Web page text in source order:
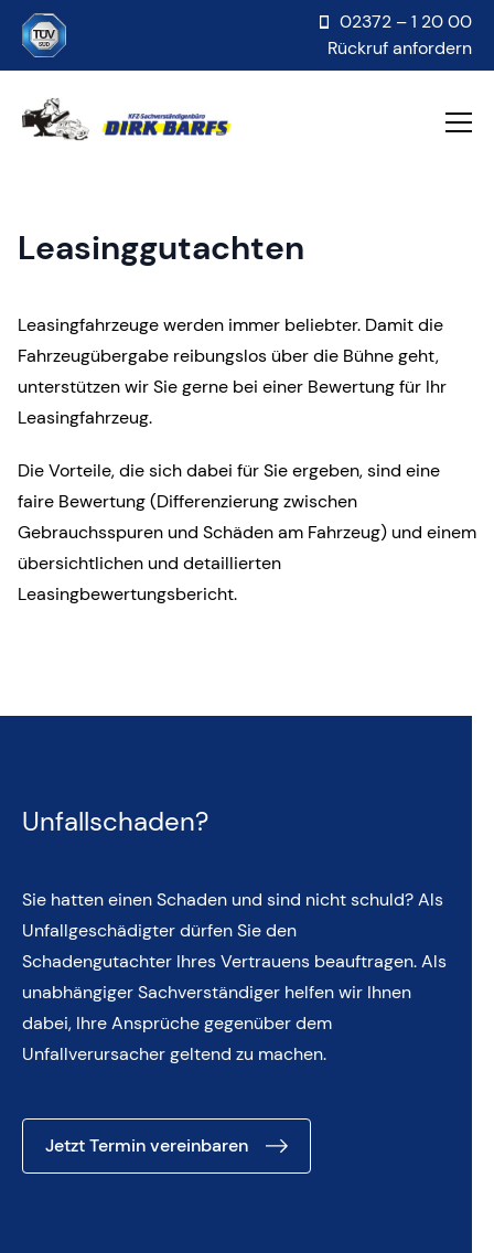
02372 – 1 20 00
Rückruf anfordern
Leasinggutachten
Leasingfahrzeuge werden immer beliebter. Damit die
Fahrzeugübergabe reibungslos über die Bühne geht,
unterstützen wir Sie gerne bei einer Bewertung für Ihr
Leasingfahrzeug.
Die Vorteile, die sich dabei für Sie ergeben, sind eine
faire Bewertung (Differenzierung zwischen
Gebrauchsspuren und Schäden am Fahrzeug) und einem
übersichtlichen und detaillierten
Leasingbewertungsbericht.
Unfallschaden?
Sie hatten einen Schaden und sind nicht schuld? Als
Unfallgeschädigter dürfen Sie den
Schadengutachter Ihres Vertrauens beauftragen. Als
unabhängiger Sachverständiger helfen wir Ihnen
dabei, Ihre Ansprüche gegenüber dem
Unfallverursacher geltend zu machen.
Jetzt Termin vereinbaren